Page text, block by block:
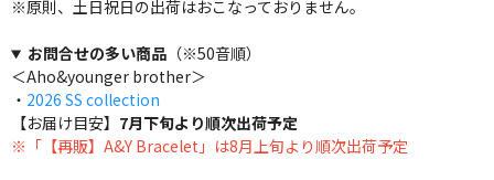
※原則、土日祝日の出荷はおこなっておりません。
お問合せの多い商品（※50音順）
＜Aho&younger brother＞
・ 2026 SS collection
【お届け目安】 7月下旬より順次出荷予定
※「【再販】A&Y Bracelet」は8月上旬より順次出荷予定